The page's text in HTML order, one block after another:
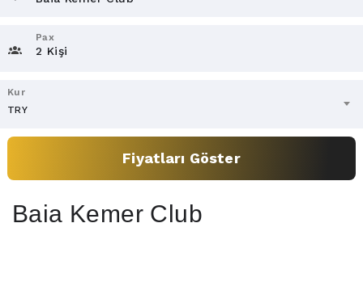
Pax
2 Kişi
Kur
TRY
Fiyatları Göster
Baia Kemer Club